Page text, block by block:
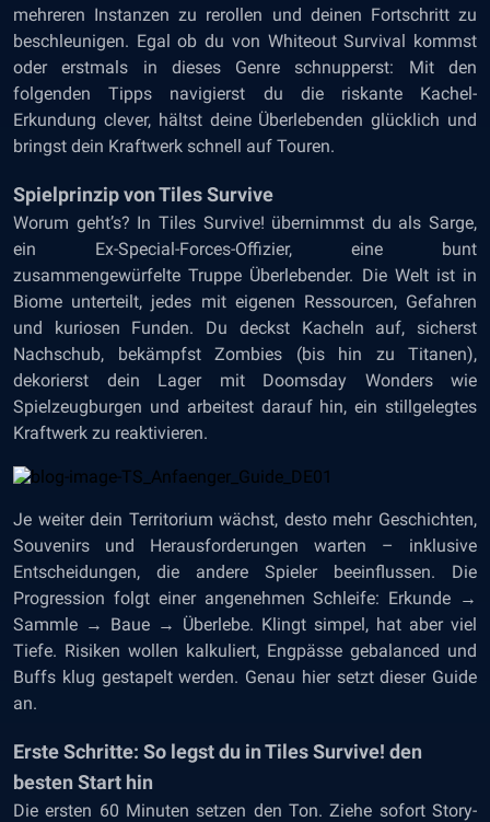
mehreren Instanzen zu rerollen und deinen Fortschritt zu
beschleunigen. Egal ob du von Whiteout Survival kommst
oder erstmals in dieses Genre schnupperst: Mit den
folgenden Tipps navigierst du die riskante Kachel-
Erkundung clever, hältst deine Überlebenden glücklich und
bringst dein Kraftwerk schnell auf Touren.
Spielprinzip von Tiles Survive
Worum geht’s? In Tiles Survive! übernimmst du als Sarge,
ein Ex-Special-Forces-Offizier, eine bunt
zusammengewürfelte Truppe Überlebender. Die Welt ist in
Biome unterteilt, jedes mit eigenen Ressourcen, Gefahren
und kuriosen Funden. Du deckst Kacheln auf, sicherst
Nachschub, bekämpfst Zombies (bis hin zu Titanen),
dekorierst dein Lager mit Doomsday Wonders wie
Spielzeugburgen und arbeitest darauf hin, ein stillgelegtes
Kraftwerk zu reaktivieren.
Je weiter dein Territorium wächst, desto mehr Geschichten,
Souvenirs und Herausforderungen warten – inklusive
Entscheidungen, die andere Spieler beeinflussen. Die
Progression folgt einer angenehmen Schleife: Erkunde →
Sammle → Baue → Überlebe. Klingt simpel, hat aber viel
Tiefe. Risiken wollen kalkuliert, Engpässe gebalanced und
Buffs klug gestapelt werden. Genau hier setzt dieser Guide
an.
Erste Schritte: So legst du in Tiles Survive! den
besten Start hin
Die ersten 60 Minuten setzen den Ton. Ziehe sofort Story-